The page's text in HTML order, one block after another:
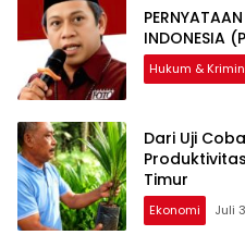
INDONESIA
Hukum &
Dari Uji
Timur
Ekonomi Juli